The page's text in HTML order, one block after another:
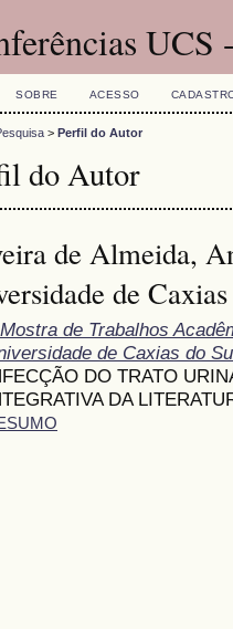
UCS
SOBRE ACESSO
> Perfil do Autor
do Autor
de Almeida,
de
de Trabalhos
de Caxias do
DO TRATO
DA